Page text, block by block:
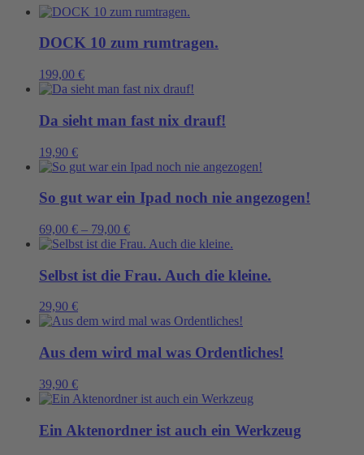
DOCK 10 zum rumtragen.
199,00 €
Da sieht man fast nix drauf!
19,90 €
So gut war ein Ipad noch nie angezogen!
69,00 € – 79,00 €
Selbst ist die Frau. Auch die kleine.
29,90 €
Aus dem wird mal was Ordentliches!
39,90 €
Ein Aktenordner ist auch ein Werkzeug